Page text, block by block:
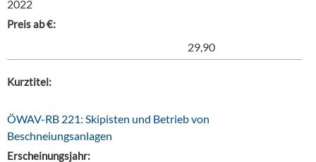
2022
Preis ab €:
29,90
Kurztitel:
ÖWAV-RB 221: Skipisten und Betrieb von
Beschneiungsanlagen
Erscheinungsjahr: